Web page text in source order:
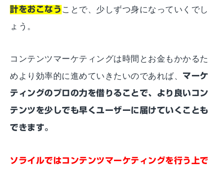
計をおこなう ことで、少しずつ身になっていくでし
ょう。
コンテンツマーケティングは時間とお金もかかるた
めより効率的に進めていきたいのであれば、
マーケ
ティングのプロの力を借りることで、より良いコン
テンツを少しでも早くユーザーに届けていくことも
できます。
ソライルではコンテンツマーケティングを行う上で